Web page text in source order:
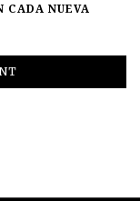
CADA NUEVA